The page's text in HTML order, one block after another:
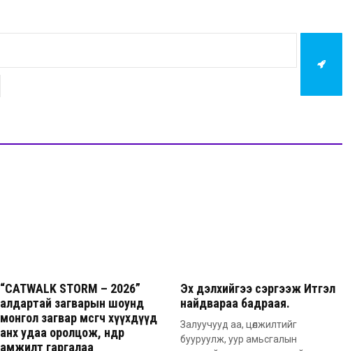
“CATWALK STORM – 2026”
алдартай загварын шоунд
монгол загвар өмсөгч хүүхдүүд
анх удаа оролцож, өндөр
амжилт гаргалаа
Эх дэлхийгээ сэргээж Итгэл
найдвараа бадраая.
Залуучууд аа, цөлжилтийг
бууруулж, уур амьсгалын